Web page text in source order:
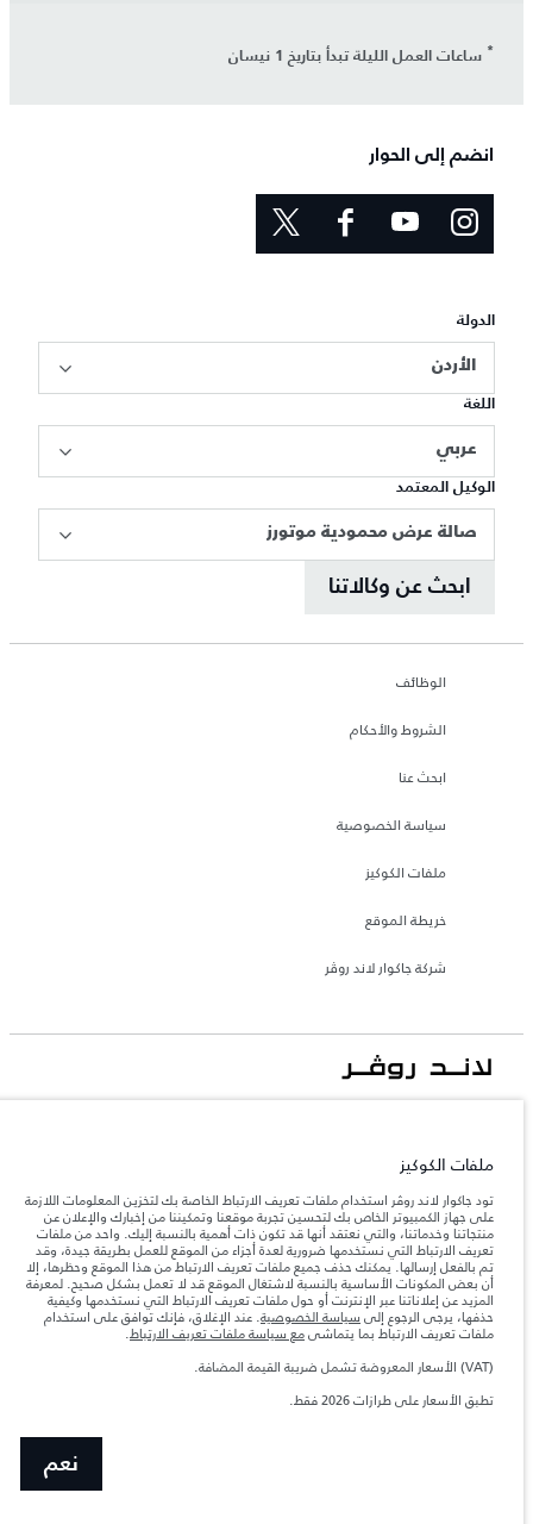
* ساعات العمل الليلة تبدأ بتاريخ 1 نيسان
انضم إلى الحوار
الدولة
الأردن
اللغة
عربي
الوكيل المعتمد
صالة عرض محمودية موتورز
ابحث عن وكالاتنا
الوظائف
الشروط والأحكام
ابحث عنا
سياسة الخصوصية
ملفات الكوكيز
خريطة الموقع
شركة جاكوار لاند روڤر
تعكس الأوزان المذكورة مواصفات السيارة القياسية. سوف تؤثر الإكسسوارات وغيرها من
والحد الأقصى لأحمال المحور عند تحميل السيارة بالإكسسوارات والركاب والسوائل والوقود
والحمولة.
المعلومات والمواصفات والأسعار والألوان المذكورة على هذا الموقع قد تختلف من بلد إلى
آخر، كما أنّها قد تتغير بدون إشعار مسبق. الرجاء التواصل مع وكيلنا المحلي للتأكد من توفّرها
والتحقق من الأسعار.
ملاحظة مهمة حول الصور والمواصفات.إن النقص العالمي في أشباه الموصلات يؤثر حاليًا
في مواصفات تصميم السيارات وتوفر الخيارات وتوقيتات التصاميم. هذا ظرف ديناميكي
للغاية، ونتيجة لذلك، قد لا تمثّل الصور المستخدَمة ضمن موقع الويب حاليًا المواصفات الحالية
بالكامل بالنسبة إلى الميزات والخيارات والحلية ومجموعات الألوان. يرجى استشارة وكيلك الذي
سيتمكّن من تأكيد أي تقييدات حالية معك للسماح لك باتخاذ قرار مدروس
يتباين استهلك الوقود الفعلي للمركبة عن ذلك المتحقق في تلك الاختبارات كما أن هذه
ملفات الكوكيز
تود جاكوار لاند روڤر استخدام ملفات تعريف الارتباط الخاصة بك لتخزين المعلومات اللازمة
على جهاز الكمبيوتر الخاص بك لتحسين تجربة موقعنا وتمكيننا من إخبارك والإعلان عن
منتجاتنا وخدماتنا، والتي نعتقد أنها قد تكون ذات أهمية بالنسبة إليك. واحد من ملفات
تعريف الارتباط التي نستخدمها ضرورية لعدة أجزاء من الموقع للعمل بطريقة جيدة، وقد
تم بالفعل إرسالها. يمكنك حذف جميع ملفات تعريف الارتباط من هذا الموقع وحظرها، إلا
أن بعض المكونات الأساسية بالنسبة لاشتغال الموقع قد لا تعمل بشكل صحيح. لمعرفة
المزيد عن إعلاناتنا عبر الإنترنت أو حول ملفات تعريف الارتباط التي نستخدمها وكيفية
حذفها، يرجى الرجوع إلى سياسة الخصوصية. عند الإغلاق، فإنك توافق على استخدام
ملفات تعريف الارتباط بما يتماشىمع سياسة ملفات تعريف الارتباط.
(VAT) الأسعار المعروضة تشمل ضريبة القيمة المضافة.
تطبق الأسعار على طرازات 2026 فقط.‎
نعم